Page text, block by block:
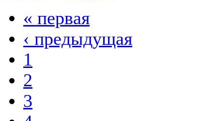
« первая
‹ предыдущая
1
2
3